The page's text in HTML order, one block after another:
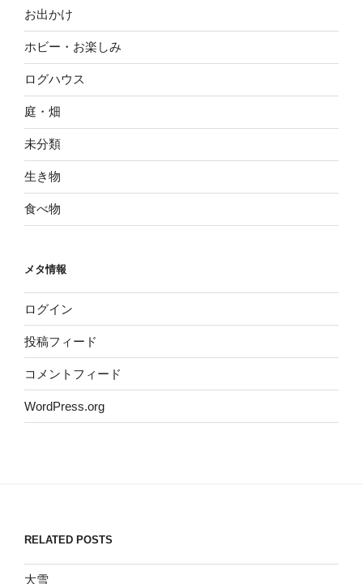
お出かけ
ホビー・お楽しみ
ログハウス
庭・畑
未分類
生き物
食べ物
メタ情報
ログイン
投稿フィード
コメントフィード
WordPress.org
RELATED POSTS
大雪